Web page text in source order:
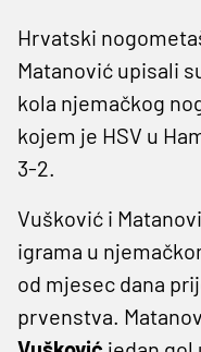
Hrvatski
Matanović upisali
kola njemačkog
kojem je HSV u
3-2.
Vušković i
igrama u
od mjesec dana
prvenstva.